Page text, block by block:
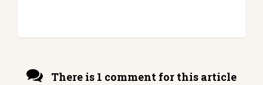
There is 1 comment for this article